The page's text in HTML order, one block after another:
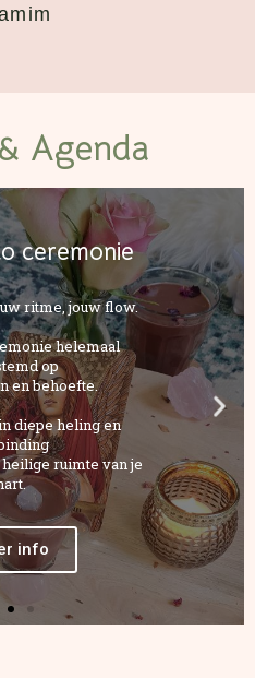
Agenda
ceremonie
ritme, jouw flow.
helemaal
op
en behoefte.
diepe heling en
ruimte van je
info